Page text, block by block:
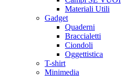
Materiali Utili
Gadget
Quaderni
Braccialetti
Ciondoli
Oggettistica
T-shirt
Minimedia